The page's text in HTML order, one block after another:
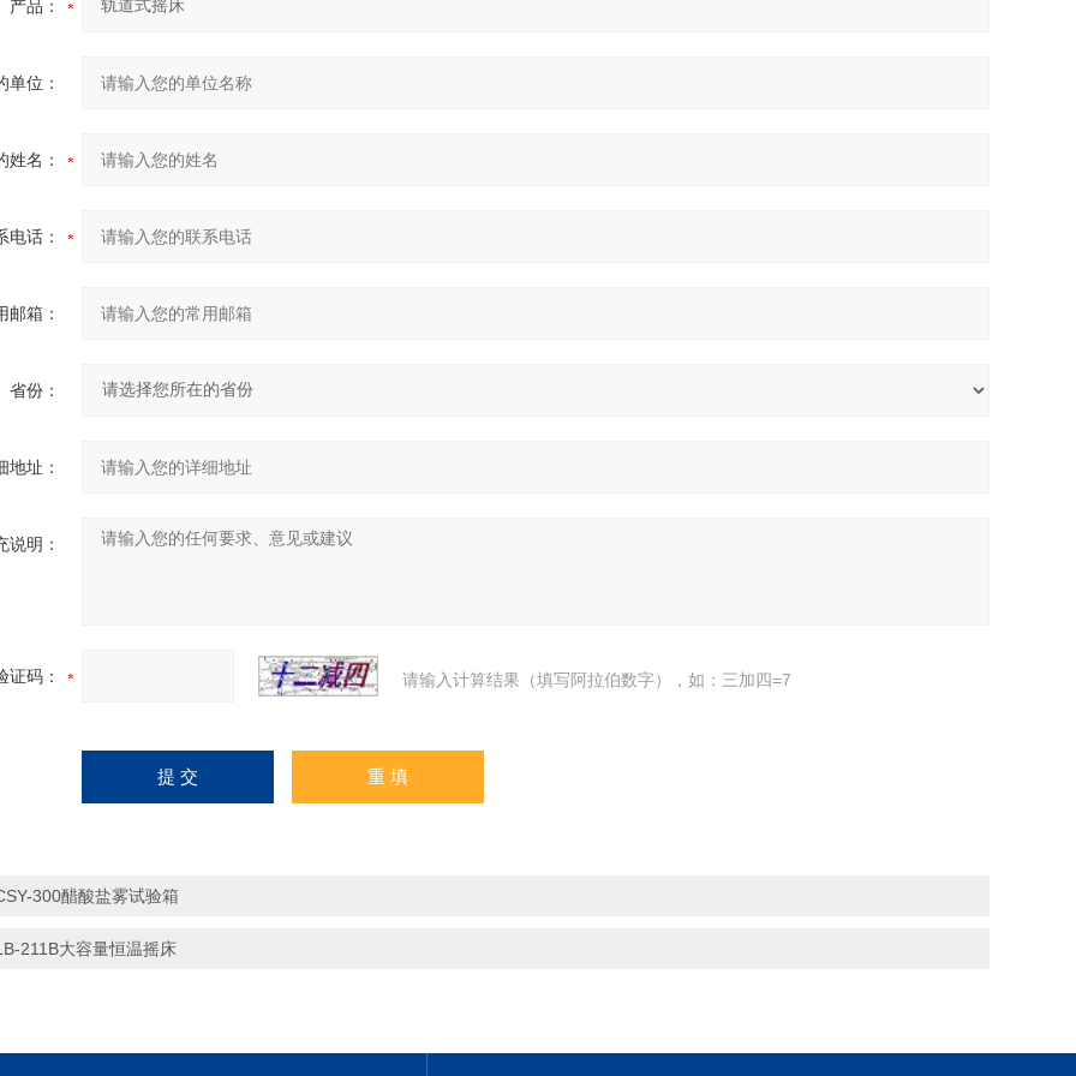
产品：
单位：
姓名：
电话：
邮箱：
省份：
地址：
说明：
证码： 请输入计算结果（填写阿拉伯数字），如：三加四=7
300醋酸盐雾试验箱
211B大容量恒温摇床